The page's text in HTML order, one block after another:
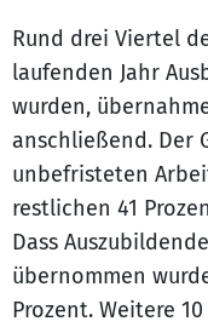
Rund drei Viertel
laufenden Jahr
wurden,
anschließend. Der
unbefristeten
restlichen 41
Dass
übernommen
Prozent. Weitere